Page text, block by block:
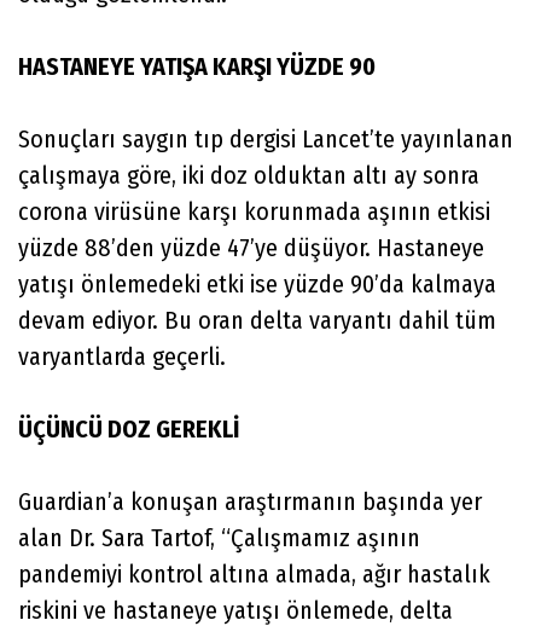
HASTANEYE YATIŞA KARŞI YÜZDE 90
Sonuçları saygın tıp dergisi Lancet’te yayınlanan
çalışmaya göre, iki doz olduktan altı ay sonra
corona virüsüne karşı korunmada aşının etkisi
yüzde 88’den yüzde 47’ye düşüyor. Hastaneye
yatışı önlemedeki etki ise yüzde 90’da kalmaya
devam ediyor. Bu oran delta varyantı dahil tüm
varyantlarda geçerli.
ÜÇÜNCÜ DOZ GEREKLİ
Guardian’a konuşan araştırmanın başında yer
alan Dr. Sara Tartof, “Çalışmamız aşının
pandemiyi kontrol altına almada, ağır hastalık
riskini ve hastaneye yatışı önlemede, delta